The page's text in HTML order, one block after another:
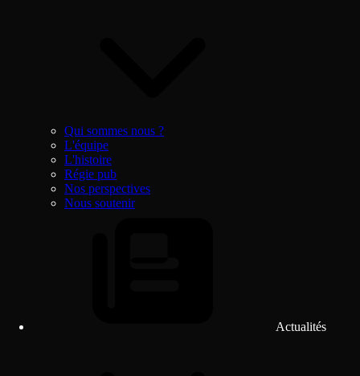
Qui sommes nous ?
L'équipe
L'histoire
Régie pub
Nos perspectives
Nous soutenir
Actualités